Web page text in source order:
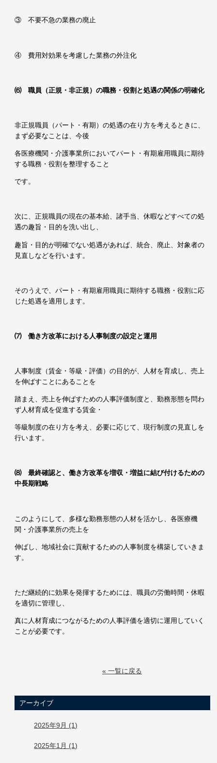
③ 不要不急の業務の廃止
④ 費用対効果を考慮した業務の外注化
⑹ 職員（正規・非正規）の職務・役割と処遇の関係の明確化
非正規職員（パート・有期）の処遇の在り方を考えるときに、
まず必要なことは、今後
各医療機関・介護事業所においてパート・有期雇用職員に期待
する職務・役割を整理すること
です。
次に、正規職員の現在の基本給、諸手当、休暇などすべての処
遇の趣旨・目的を洗い出し、
趣旨・目的が明確でない処遇があれば、統合、廃止、対象者の
見直しなどを行います。
そのうえで、パート・有期雇用職員に期待する職務・役割に応
じた処遇を適用します。
⑺ 働き方改革における人事制度の設定と運用
人事制度（賃金・等級・評価）の目的が、人材を育成し、売上
を伸ばすことにあることを
踏まえ、売上を伸ばすための人事評価制度と、勤務形態を問わ
ず人材育成を促進する賃金・
等級制度の在り方を考え、必要に応じて、現行制度の見直しを
行います。
⑻ 最終確認と、働き方改革を増収・増益に結び付けるための
中長期戦略
このようにして、多様な勤務形態の人材を活かし、各医療機
関・介護事業所の売上を
伸ばし、地域社会に貢献するための人事制度を構築していきま
す。
ただ継続的に効果を発揮するためには、職員の労働時間・休暇
を適切に管理し、
真に人材育成につながるための人事評価を適切に運用していく
ことが必要です。
« 一覧に戻る
アーカイブ
2025年9月 (1)
2025年1月 (1)